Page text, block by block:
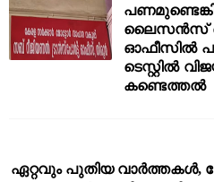
ലൈസന്‍സ്
ഓഫീസില്‍
ടെസ്റ്റില്‍
കണ്ടെത്തല്‍
ഏറ്റവും പുതിയ വാര്‍ത്തകള്‍,